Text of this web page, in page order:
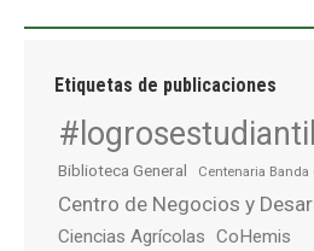
Etiquetas de publicaciones
Biblioteca General Centenaria Banda
Centro de Negocios y
Ciencias Agrícolas CoHemis